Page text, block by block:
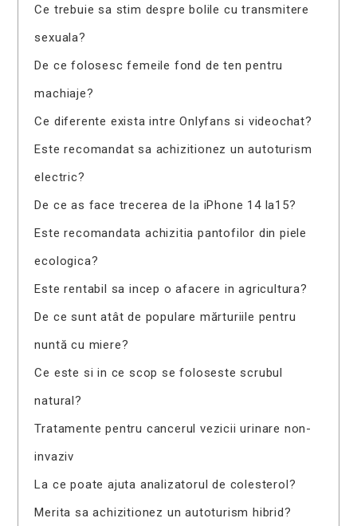
Ce trebuie sa stim despre bolile cu transmitere
sexuala?
De ce folosesc femeile fond de ten pentru
machiaje?
Ce diferente exista intre Onlyfans si videochat?
Este recomandat sa achizitionez un autoturism
electric?
De ce as face trecerea de la iPhone 14 la15?
Este recomandata achizitia pantofilor din piele
ecologica?
Este rentabil sa incep o afacere in agricultura?
De ce sunt atât de populare mărturiile pentru
nuntă cu miere?
Ce este si in ce scop se foloseste scrubul
natural?
Tratamente pentru cancerul vezicii urinare non-
invaziv
La ce poate ajuta analizatorul de colesterol?
Merita sa achizitionez un autoturism hibrid?